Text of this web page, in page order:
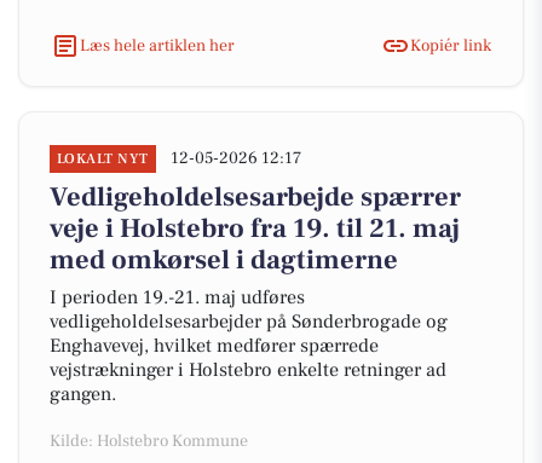
Læs hele artiklen her Kopiér link
LOKALT NYT 12-05-2026 12:17
Vedligeholdelsesarbejde spærrer
veje i Holstebro fra 19. til 21. maj
med omkørsel i dagtimerne
I perioden 19.-21. maj udføres
vedligeholdelsesarbejder på Sønderbrogade og
Enghavevej, hvilket medfører spærrede
vejstrækninger i Holstebro enkelte retninger ad
gangen.
Kilde: Holstebro Kommune